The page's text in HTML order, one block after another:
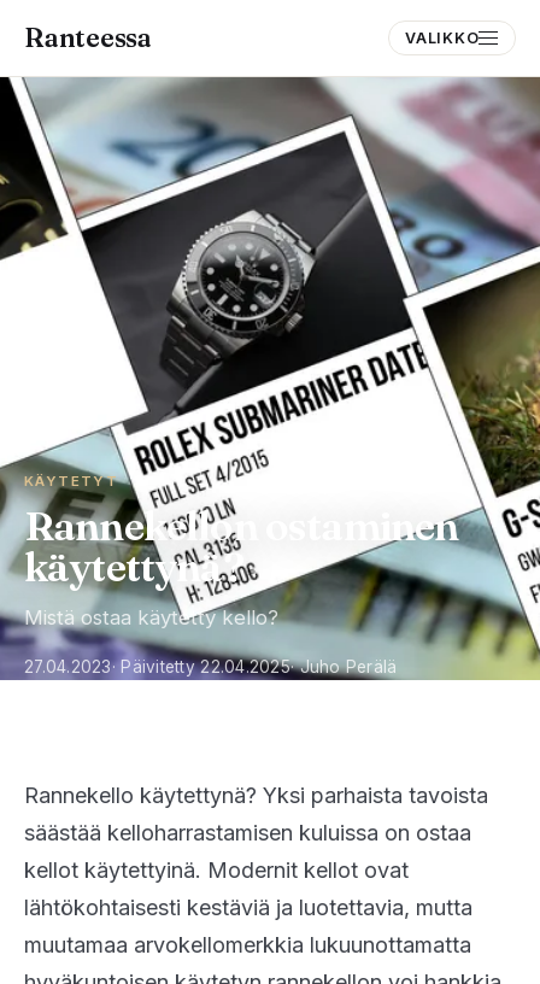
Ranteessa VALIKKO
KÄYTETYT
Rannekellon ostaminen
käytettynä?
Mistä ostaa käytetty kello?
27.04.2023· Päivitetty 22.04.2025· Juho Perälä
Rannekello käytettynä? Yksi parhaista tavoista
säästää kelloharrastamisen kuluissa on ostaa
kellot käytettyinä. Modernit kellot ovat
lähtökohtaisesti kestäviä ja luotettavia, mutta
muutamaa arvokellomerkkia lukuunottamatta